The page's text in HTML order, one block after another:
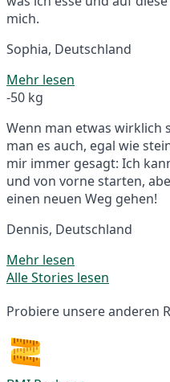
mich.
Sophia, Deutschland
Mehr lesen
-50 kg
Wenn man etwas wirklich
man es auch, egal wie
mir immer gesagt: Ich
und von vorne starten,
einen neuen Weg gehen!
Dennis, Deutschland
Mehr lesen
Alle Stories lesen
Probiere unsere anderen